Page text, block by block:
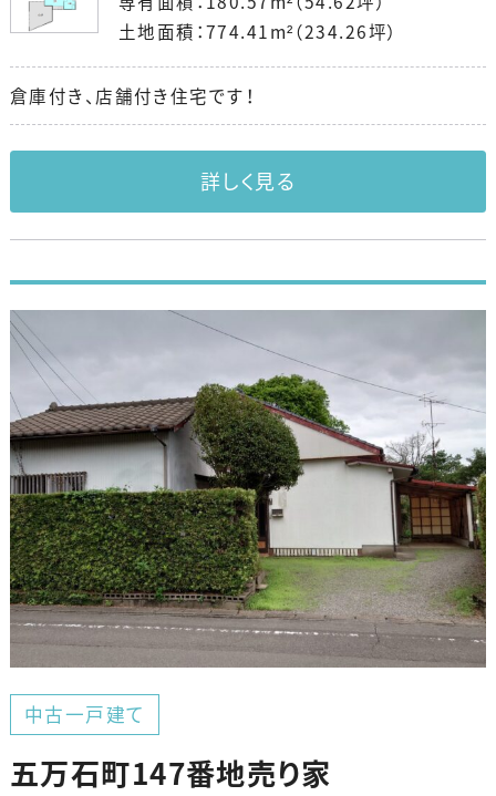
土地面積：774.41m²（234.26坪）
倉庫付き、店舗付き住宅です！
詳しく見る
中古一戸建て
五万石町147番地売り家